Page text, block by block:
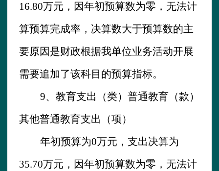
16.80万元，因年初预算数为零，无法计
算预算完成率，决算数大于预算数的主
要原因是财政根据我单位业务活动开展
需要追加了该科目的预算指标。
9、教育支出（类）普通教育（款）
其他普通教育支出（项）
年初预算为0万元，支出决算为
35.70万元，因年初预算数为零，无法计